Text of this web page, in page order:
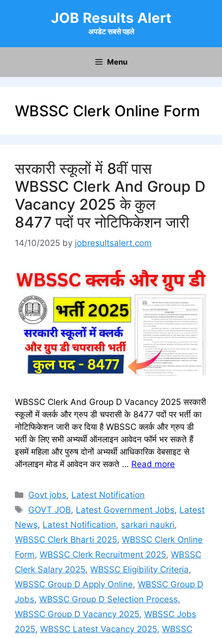
JOB Results Alert
अपडेट सबसे पहले
Menu
WBSSC Clerk Online Form
सरकारी स्कूलों में 8वीं पास
WBSSC Clerk And Group D
Vacancy 2025 के कुल
8477 पदों पर नोटिफिकेशन जारी
14/10/2025 by jobresultsalert.com
WBSSC Clerk And Group D Vacancy 2025 सरकारी
स्कूलों में क्लर्क और ग्रुप डी चपरासी के 8477 पदों पर भर्ती का
नोटिफिकेशन जारी कर दिया है WBSSC क्लर्क और ग्रुप डी
भर्ती के लिए सभी अभ्यर्थी ऑनलाइन आवेदन फॉर्म भर सकते हैं
इसमें महिला और पुरुष दोनों अभ्यर्थी आधिकारिक वेबसाइट से
ऑनलाइन मोड में आवेदन कर सकते … Read more
Categories
Govt jobs, Latest Notification
Tags
GOVT JOB, Latest Government Jobs, Latest
News, Latest Notification, sarkari naukri,
WBSSC Clerk Bharti 2025, WBSSC Clerk Online
Form, WBSSC Clerk Recruitment 2025, WBSSC
Clerk Salary 2025, WBSSC Eligibility Criteria,
WBSSC Group D Apply Online, WBSSC Group D
Jobs, WBSSC Group D Selection Process,
WBSSC Group D Vacancy 2025, WBSSC Jobs
2025, WBSSC Latest Vacancy 2025, WBSSC